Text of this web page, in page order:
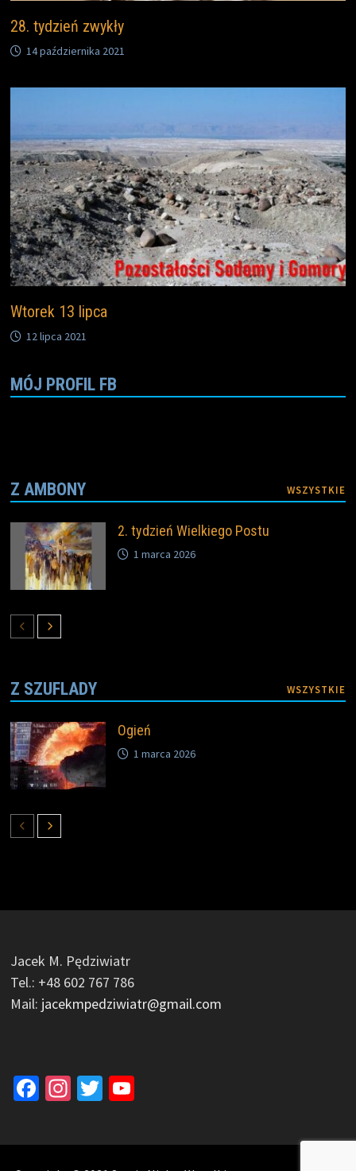
28. tydzień zwykły
14 października 2021
Wtorek 13 lipca
12 lipca 2021
MÓJ PROFIL FB
Z AMBONY WSZYSTKIE
2. tydzień Wielkiego Postu
1 marca 2026
Z SZUFLADY WSZYSTKIE
Ogień
1 marca 2026
Jacek M. Pędziwiatr
Tel.: +48 602 767 786
Mail: jacekmpedziwiatr@gmail.com
Facebook
Instagram
Twitter